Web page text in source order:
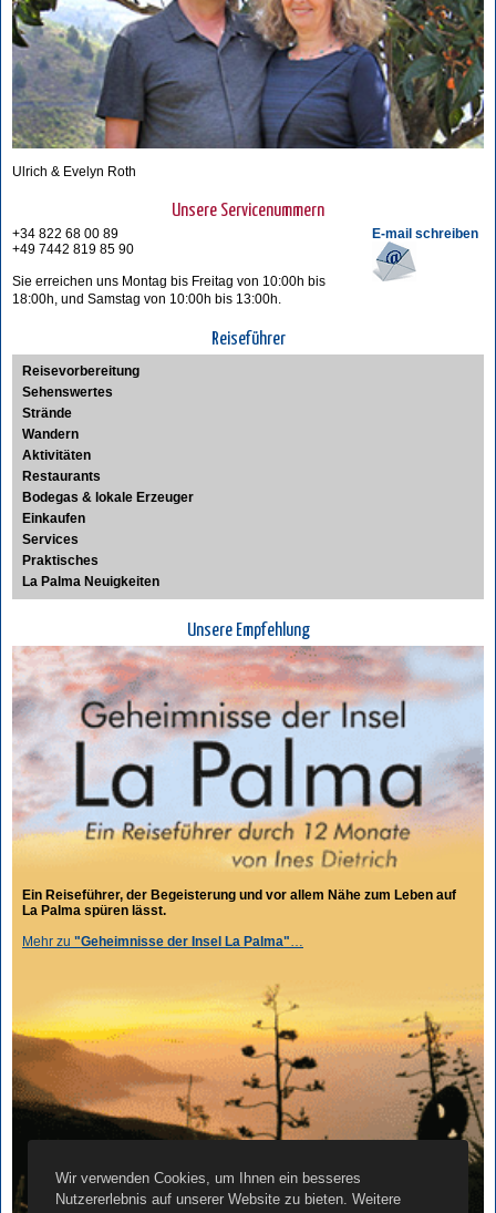
Ulrich & Evelyn Roth
Unsere Servicenummern
E-mail schreiben
+34 822 68 00 89
+49 7442 819 85 90
Sie erreichen uns Montag bis Freitag von 10:00h bis
18:00h, und Samstag von 10:00h bis 13:00h.
Reiseführer
Reisevorbereitung
Sehenswertes
Strände
Wandern
Aktivitäten
Restaurants
Bodegas & lokale Erzeuger
Einkaufen
Services
Praktisches
La Palma Neuigkeiten
Unsere Empfehlung
Ein Reiseführer, der Begeisterung und vor allem Nähe zum Leben auf
La Palma spüren lässt.
Mehr zu "Geheimnisse der Insel La Palma"…
Wir verwenden Cookies, um Ihnen ein besseres
Nutzererlebnis auf unserer Website zu bieten. Weitere